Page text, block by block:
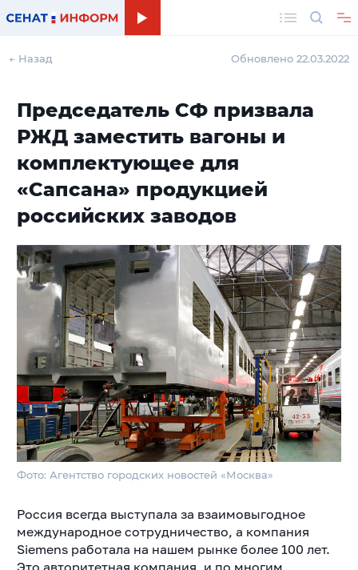
← Назад Обновлено 22.03.2022
Председатель СФ призвала
РЖД заместить вагоны и
комплектующее для
«Сапсана» продукцией
российских заводов
Фото: Агентство городских новостей «Москва»
Россия всегда выступала за взаимовыгодное
международное сотрудничество, а компания
Siemens работала на нашем рынке более 100 лет.